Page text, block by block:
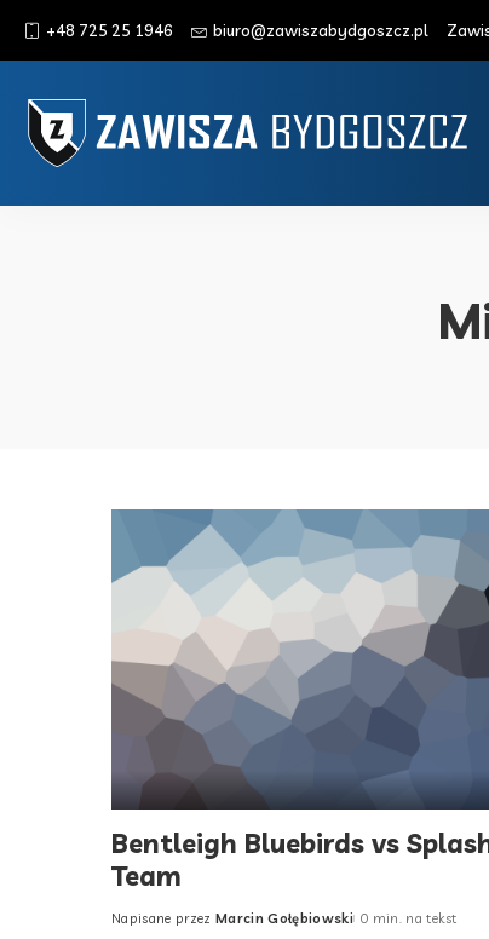
+48 725 25 1946 biuro@zawiszabydgoszcz.pl
Bentleigh Bluebirds vs
Team
Posted
Napisane przez Marcin Gołębiowski 0 min. na tekst